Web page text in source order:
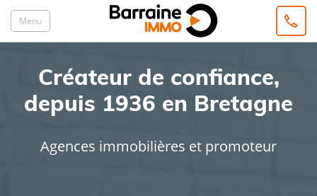
Menu
Créateur de confiance,
depuis 1936 en Bretagne
Agences immobilières et promoteur